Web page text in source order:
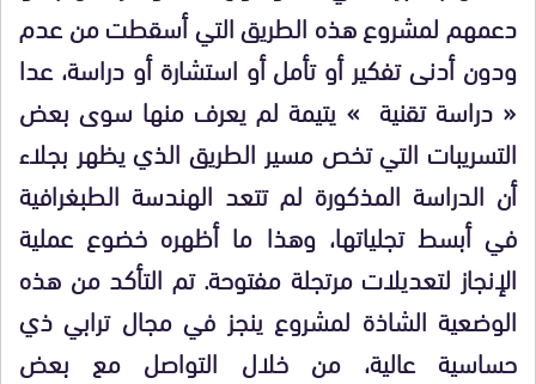
دعمهم لمشروع هذه الطريق التي أسقطت من عدم
ودون أدنى تفكير أو تأمل أو استشارة أو دراسة، عدا
« دراسة تقنية » يتيمة لم يعرف منها سوى بعض
التسريبات التي تخص مسير الطريق الذي يظهر بجلاء
أن الدراسة المذكورة لم تتعد الهندسة الطبغرافية
في أبسط تجلياتها، وهذا ما أظهره خضوع عملية
الإنجاز لتعديلات مرتجلة مفتوحة. تم التأكد من هذه
الوضعية الشاذة لمشروع ينجز في مجال ترابي ذي
حساسية عالية، من خلال التواصل مع بعض